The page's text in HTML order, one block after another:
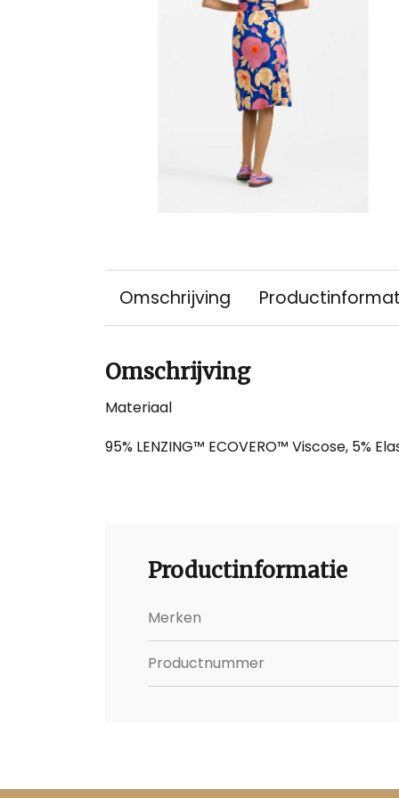
Omschrijving
Omschrijving
Materiaal
95% LENZING™ ECOVERO™ Viscose, 5%
Productinformatie
Merken
Productnummer